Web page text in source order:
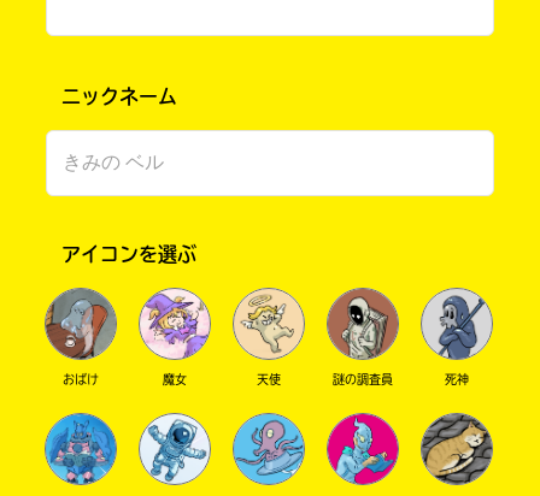
みんなからのお手紙が
読める
ニックネーム
アイコンを選ぶ
おばけ 魔女 天使 謎の調査員 死神